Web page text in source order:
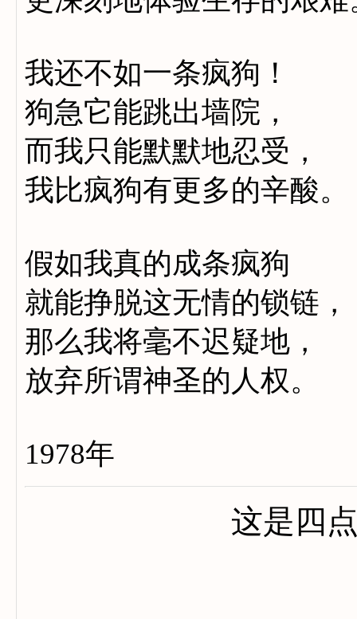
我还不如一条疯狗！
狗急它能跳出墙院，
而我只能默默地忍受，
我比疯狗有更多的辛酸。
假如我真的成条疯狗
就能挣脱这无情的锁链，
那么我将毫不迟疑地，
放弃所谓神圣的人权。
1978年
这是四